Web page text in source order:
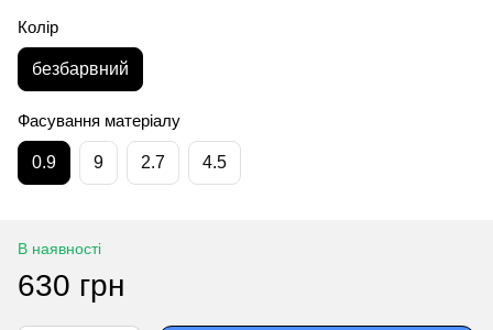
Колір
безбарвний
Фасування матеріалу
0.9 9 2.7 4.5
В наявності
630 грн